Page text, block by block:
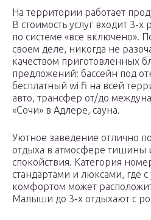
На территории работает
В стоимость услуг входит 3-
по системе «все включено».
своем деле, никогда не
качеством приготовленных
предложений: бассейн под
бесплатный wi fi на всей
авто, трансфер от/до
«Сочи» в Адлере, сауна.
Уютное заведение отлично
отдыха в атмосфере тишины
спокойствия. Категория
стандартами и люксами, где с
комфортом может
Малыши до 3-х отдыхают с